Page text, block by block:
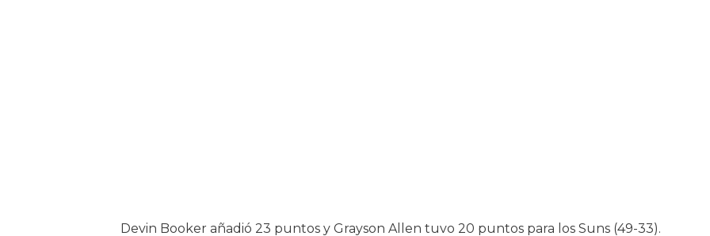
Devin Booker añadió 23 puntos y Grayson Allen tuvo 20 puntos para los Suns (49-33).